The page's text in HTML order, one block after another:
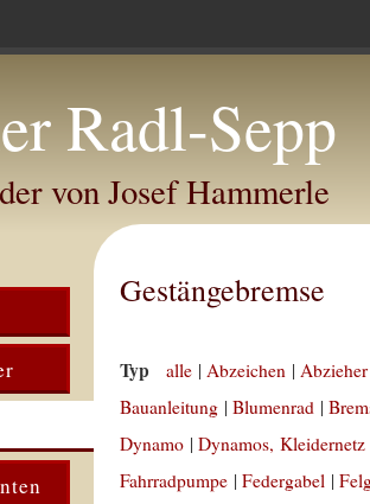
Radl-Sepp
von Josef Hammerle
Gestängebremse
Typ alle |Abzeichen |
Bauanleitung |Blumenrad |
Dynamo |Dynamos, Kleidernetz
Fahrradpumpe |Federgabel |